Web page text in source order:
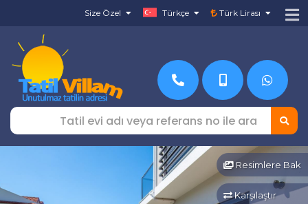
Size Özel Türkçe Türk Lirası
Resimlere Bak
Karşılaştır